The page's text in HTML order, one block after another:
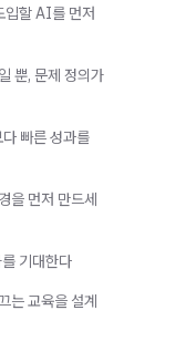
입할 AI를 먼저
뿐, 문제 정의가
빠른 성과를
을 먼저 만드세
기대한다
는 교육을 설계